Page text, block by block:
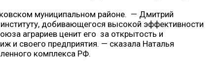
муниципальном районе. — Дмитрий
добивающегося высокой эффективности
аграриев ценит его за открытость и
и своего предприятия. — сказала Наталья
комплекса РФ.